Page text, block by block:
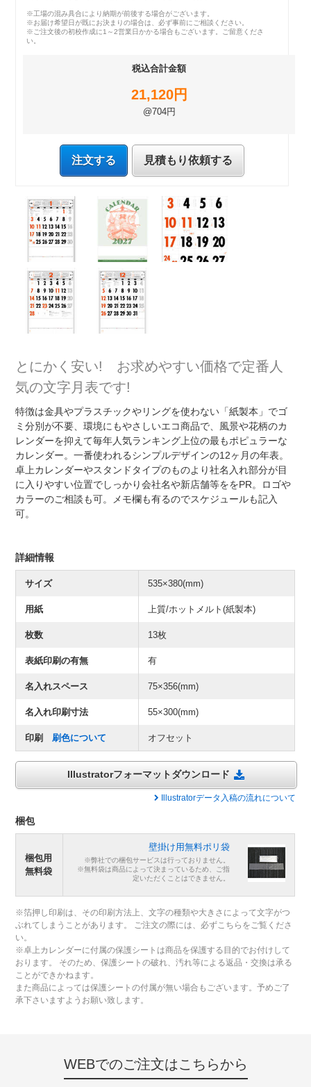
※工場の混み具合により納期が前後する場合がございます。
※お届け希望日が既にお決まりの場合は、必ず事前にご相談ください。
※ご注文後の初校作成に1～2営業日かかる場合もございます。ご留意くださ
い。
税込合計金額
21,120円
@704円
注文する 見積もり依頼する
とにかく安い! お求めやすい価格で定番人
気の文字月表です!
特徴は金具やプラスチックやリングを使わない「紙製本」でゴ
ミ分別が不要、環境にもやさしいエコ商品で、風景や花柄のカ
レンダーを抑えて毎年人気ランキング上位の最もポピュラーな
カレンダー。一番使われるシンプルデザインの12ヶ月の年表。
卓上カレンダーやスタンドタイプのものより社名入れ部分が目
に入りやすい位置でしっかり会社名や新店舗等ををPR。ロゴや
カラーのご相談も可。メモ欄も有るのでスケジュールも記入
可。
詳細情報
サイズ 535×380(mm)
用紙 上質/ホットメルト(紙製本)
枚数 13枚
表紙印刷の有無 有
名入れスペース 75×356(mm)
名入れ印刷寸法 55×300(mm)
印刷 刷色について オフセット
Illustratorフォーマットダウンロード
Illustratorデータ入稿の流れについて
梱包
梱包用
無料袋
壁掛け用無料ポリ袋
※弊社での梱包サービスは行っておりません。
※無料袋は商品によって決まっているため、ご指
定いただくことはできません。
※箔押し印刷は、その印刷方法上、文字の種類や大きさによって文字がつ
ぶれてしまうことがあります。 ご注文の際には、必ずこちらをご覧くださ
い。
※卓上カレンダーに付属の保護シートは商品を保護する目的でお付けして
おります。 そのため、保護シートの破れ、汚れ等による返品・交換は承る
ことができかねます。
また商品によっては保護シートの付属が無い場合もございます。予めご了
承下さいますようお願い致します。
WEBでのご注文はこちらから